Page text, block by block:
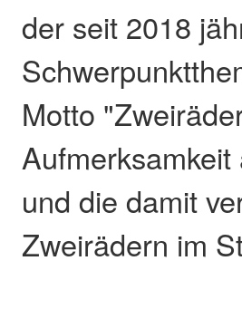
der seit 2018
Motto
und die damit
Zweirädern im